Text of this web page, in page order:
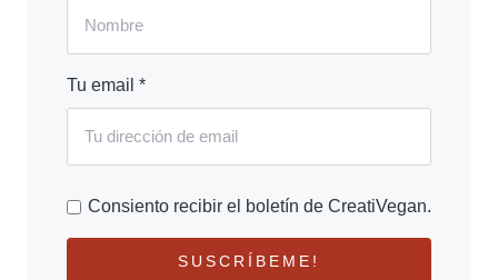
Tu email *
Consiento recibir el boletín de CreatiVegan.
SUSCRÍBEME!